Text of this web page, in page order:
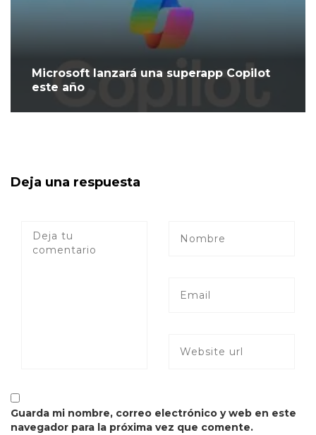
Microsoft lanzará una superapp Copilot
este año
Deja una respuesta
Guarda mi nombre, correo electrónico y web en este
navegador para la próxima vez que comente.